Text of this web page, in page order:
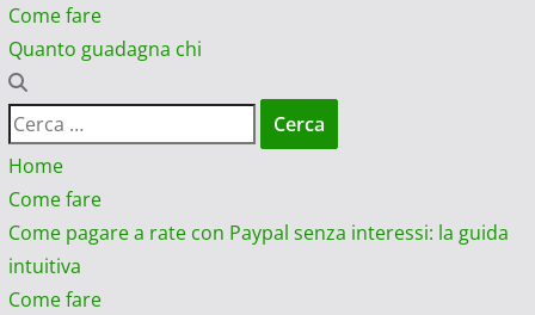
Come fare
Quanto guadagna chi
Ricerca
per:
Home
Come fare
Come pagare a rate con Paypal senza interessi: la guida
intuitiva
Come fare